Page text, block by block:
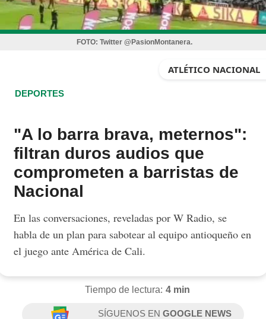
FOTO: Twitter @PasionMontanera.
ATLÉTICO NACIONAL
DEPORTES
"A lo barra brava, meternos":
filtran duros audios que
comprometen a barristas de
Nacional
En las conversaciones, reveladas por W Radio, se
habla de un plan para sabotear al equipo antioqueño en
el juego ante América de Cali.
Tiempo de lectura: 4 min
SÍGUENOS ENGOOGLE NEWS